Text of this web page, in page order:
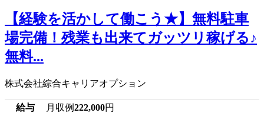
【経験を活かして働こう★】無料駐車
場完備！残業も出来てガッツリ稼げる♪
無料...
株式会社綜合キャリアオプション
給与 月収例222,000円